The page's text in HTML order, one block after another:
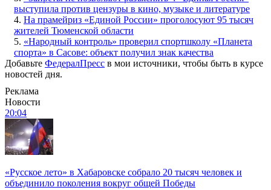
выступила против цензуры в кино, музыке и литературе
4. На прамейриз «Единой России» проголосуют 95 тысяч
жителей Тюменской области
5. «Народный контроль» проверил спортшколу «Планета
спорта» в Сасове: объект получил знак качества
Добавьте ФедералПресс в мои источники, чтобы быть в курсе
новостей дня.
Реклама
Новости
20:04
«Русское лето» в Хабаровске собрало 20 тысяч человек и
объединило поколения вокруг общей Победы